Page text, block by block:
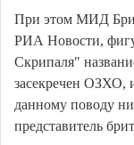
При этом МИД
РИА Новости,
Скрипаля"
засекречен ОЗХО,
данному поводу
представитель